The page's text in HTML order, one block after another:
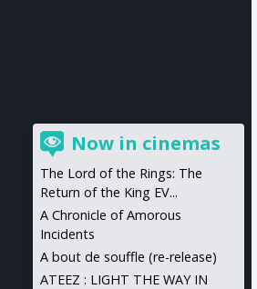
Now in cinemas
The Lord of the Rings: The
Return of the King EV...
A Chronicle of Amorous
Incidents
A bout de souffle (re-release)
ATEEZ : LIGHT THE WAY IN